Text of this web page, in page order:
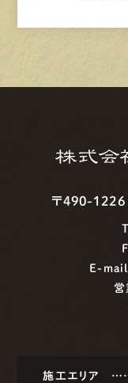
〒490-1226
E-
施工エリア